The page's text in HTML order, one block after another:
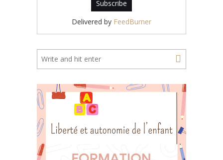
Delivered by FeedBurner